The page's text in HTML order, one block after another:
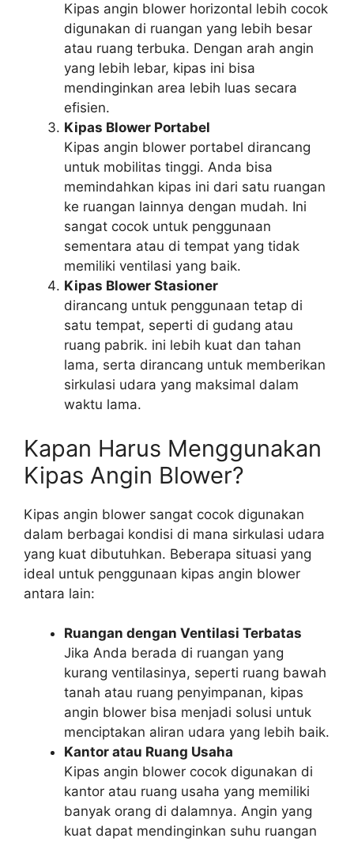
Kipas angin blower horizontal lebih cocok
digunakan di ruangan yang lebih besar
atau ruang terbuka. Dengan arah angin
yang lebih lebar, kipas ini bisa
mendinginkan area lebih luas secara
efisien.
Kipas Blower Portabel
Kipas angin blower portabel dirancang
untuk mobilitas tinggi. Anda bisa
memindahkan kipas ini dari satu ruangan
ke ruangan lainnya dengan mudah. Ini
sangat cocok untuk penggunaan
sementara atau di tempat yang tidak
memiliki ventilasi yang baik.
Kipas Blower Stasioner
dirancang untuk penggunaan tetap di
satu tempat, seperti di gudang atau
ruang pabrik. ini lebih kuat dan tahan
lama, serta dirancang untuk memberikan
sirkulasi udara yang maksimal dalam
waktu lama.
Kapan Harus Menggunakan
Kipas Angin Blower?
Kipas angin blower sangat cocok digunakan
dalam berbagai kondisi di mana sirkulasi udara
yang kuat dibutuhkan. Beberapa situasi yang
ideal untuk penggunaan kipas angin blower
antara lain:
Ruangan dengan Ventilasi Terbatas
Jika Anda berada di ruangan yang
kurang ventilasinya, seperti ruang bawah
tanah atau ruang penyimpanan, kipas
angin blower bisa menjadi solusi untuk
menciptakan aliran udara yang lebih baik.
Kantor atau Ruang Usaha
Kipas angin blower cocok digunakan di
kantor atau ruang usaha yang memiliki
banyak orang di dalamnya. Angin yang
kuat dapat mendinginkan suhu ruangan